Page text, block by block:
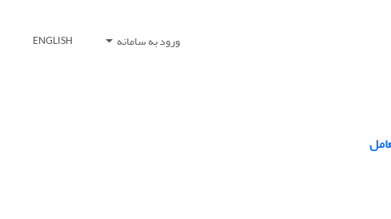
ورود به سامانه ENGLISH